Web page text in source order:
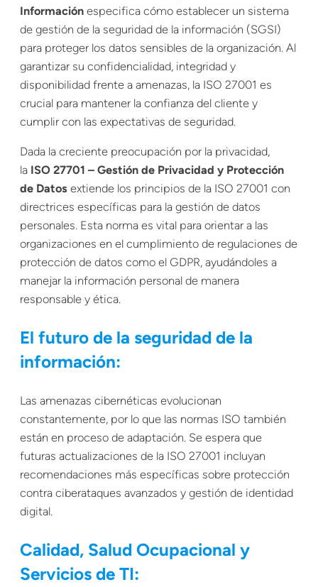
Información especifica cómo establecer un sistema
de gestión de la seguridad de la información (SGSI)
para proteger los datos sensibles de la organización. Al
garantizar su confidencialidad, integridad y
disponibilidad frente a amenazas, la ISO 27001 es
crucial para mantener la confianza del cliente y
cumplir con las expectativas de seguridad.
Dada la creciente preocupación por la privacidad,
la ISO 27701 – Gestión de Privacidad y Protección
de Datos extiende los principios de la ISO 27001 con
directrices específicas para la gestión de datos
personales. Esta norma es vital para orientar a las
organizaciones en el cumplimiento de regulaciones de
protección de datos como el GDPR, ayudándoles a
manejar la información personal de manera
responsable y ética.
El futuro de la seguridad de la
información:
Las amenazas cibernéticas evolucionan
constantemente, por lo que las normas ISO también
están en proceso de adaptación. Se espera que
futuras actualizaciones de la ISO 27001 incluyan
recomendaciones más específicas sobre protección
contra ciberataques avanzados y gestión de identidad
digital.
Calidad, Salud Ocupacional y
Servicios de TI: